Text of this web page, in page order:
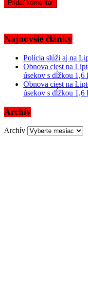
Najnovšie články
Polícia slúži aj na
Obnova ciest na
úsekov s dĺžkou 1,6
Obnova ciest na
úsekov s dĺžkou 1,6
Archív
Archív